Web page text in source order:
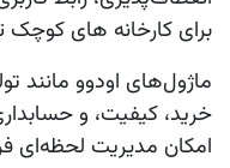
برای کارخانه‌ های کوچک
ماژول‌های اودوو مانند
خرید، کیفیت، و
امکان مدیریت لحظه‌ای